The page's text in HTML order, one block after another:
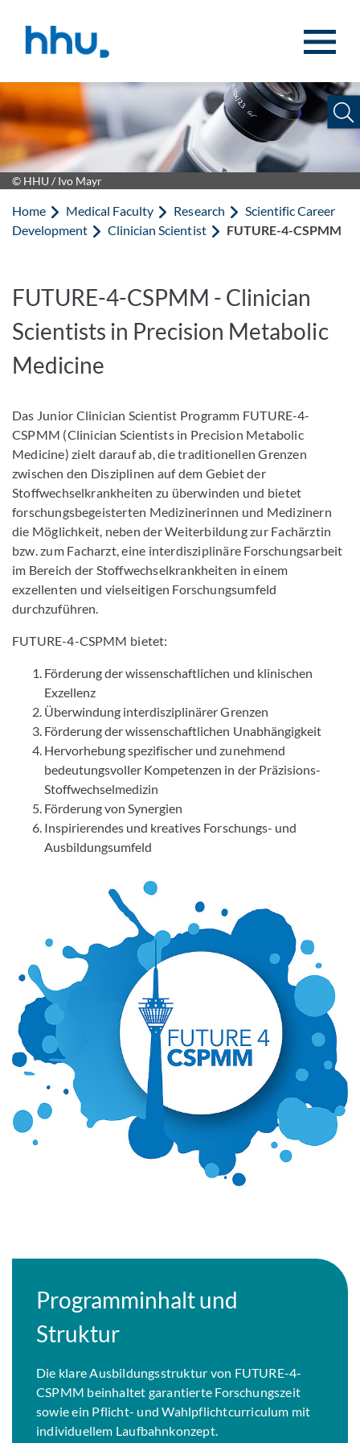
© HHU / Ivo Mayr
Home Medical Faculty Research
Scientific Career
Development
Clinician Scientist FUTURE-4-CSPMM
FUTURE-4-CSPMM - Clinician
Scientists in Precision Metabolic
Medicine
Das Junior Clinician Scientist Programm FUTURE-4-
CSPMM (Clinician Scientists in Precision Metabolic
Medicine) zielt darauf ab, die traditionellen Grenzen
zwischen den Disziplinen auf dem Gebiet der
Stoffwechselkrankheiten zu überwinden und bietet
forschungsbegeisterten Medizinerinnen und Medizinern
die Möglichkeit, neben der Weiterbildung zur Fachärztin
bzw. zum Facharzt, eine interdisziplinäre Forschungsarbeit
im Bereich der Stoffwechselkrankheiten in einem
exzellenten und vielseitigen Forschungsumfeld
durchzuführen.
FUTURE-4-CSPMM bietet:
Förderung der wissenschaftlichen und klinischen
Exzellenz
Überwindung interdisziplinärer Grenzen
Förderung der wissenschaftlichen Unabhängigkeit
Hervorhebung spezifischer und zunehmend
bedeutungsvoller Kompetenzen in der Präzisions-
Stoffwechselmedizin
Förderung von Synergien
Inspirierendes und kreatives Forschungs- und
Ausbildungsumfeld
Programminhalt und
Struktur
Die klare Ausbildungsstruktur von FUTURE-4-
CSPMM beinhaltet garantierte Forschungszeit
sowie ein Pflicht- und Wahlpflichtcurriculum mit
individuellem Laufbahnkonzept.